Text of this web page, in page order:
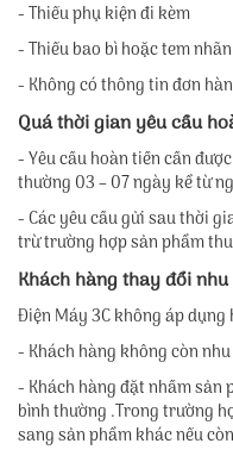
- Thiếu phụ kiện đi kèm
- Thiếu bao bì hoặc tem nhãn
- Không có thông tin đơn
Quá thời gian yêu cầu
- Yêu cầu hoàn tiền cần
thường 03 – 07 ngày kể từ
- Các yêu cầu gửi sau thời
trừ trường hợp sản phẩm
Khách hàng thay đổi
Điện Máy 3C không áp
- Khách hàng không còn
- Khách hàng đặt nhầm sản
bình thường .Trong trường
sang sản phẩm khác nếu